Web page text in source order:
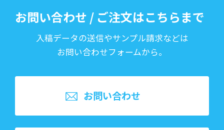
お問い合わせ / ご注文はこちらまで
入稿データの送信やサンプル請求などは
お問い合わせフォームから。
お問い合わせ